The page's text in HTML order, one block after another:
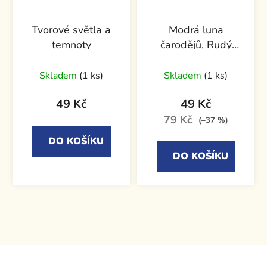
Tvorové světla a
temnoty
Skladem (1 ks)
49 Kč
DO KOŠÍKU
Modrá luna
čarodějů, Rudý
Skladem (1 ks)
49 Kč
79 Kč (–37 %)
DO KOŠÍKU